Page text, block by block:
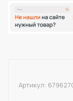
Артикул: